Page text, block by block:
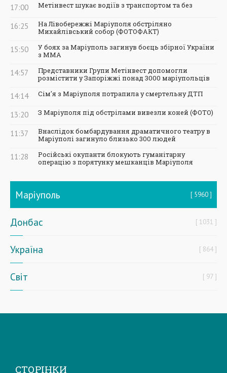
17:00 Метінвест шукає водіїв з транспортом та без
16:25
На Лівобережжі Маріуполя обстріляно
Михайлівський собор (ФОТОФАКТ)
15:50
У боях за Маріуполь загинув боєць збірної України
з ММА
14:57
Представники Групи Метінвест допомогли
розмістити у Запоріжжі понад 3000 маріупольців
14:14 Сім'я з Маріуполя потрапила у смертельну ДТП
13:20 З Маріуполя під обстрілами вивезли коней (ФОТО)
11:37
Внаслідок бомбардування драматичного театру в
Маріуполі загинуло близько 300 людей
11:28
Російські окупанти блокують гуманітарну
операцію з порятунку мешканців Маріуполя
Маріуполь 5960
Донбас 1031
Україна 864
Світ 97
СТОРІНКИ